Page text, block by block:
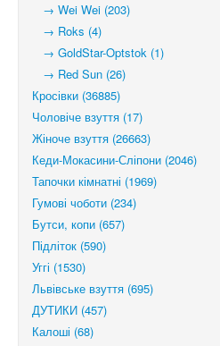
→ Wei Wei (203)
→ Roks (4)
→ GoldStar-Optstok (1)
→ Red Sun (26)
Кросівки (36885)
Чоловіче взуття (17)
Жіноче взуття (26663)
Кеди-Мокасини-Сліпони (2046)
Тапочки кімнатні (1969)
Гумові чоботи (234)
Бутси, копи (657)
Підліток (590)
Уггі (1530)
Львівське взуття (695)
ДУТИКИ (457)
Калоші (68)